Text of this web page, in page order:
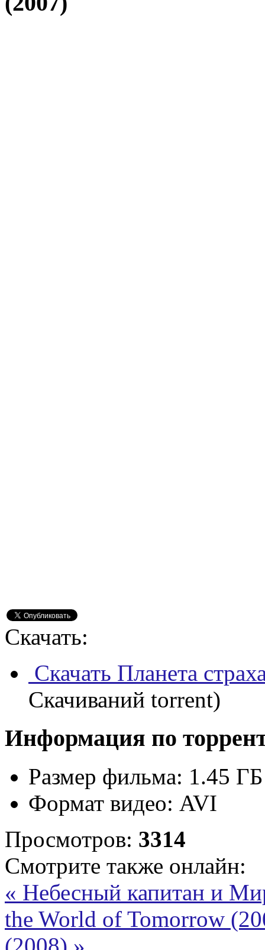
Скачать:
Скачать Планета
Скачиваний torrent)
Информация по
Размер фильма: 1.45 ГБ
Формат видео: AVI
Просмотров: 3314
Смотрите также онлайн:
« Небесный капитан и
the World of Tomorrow